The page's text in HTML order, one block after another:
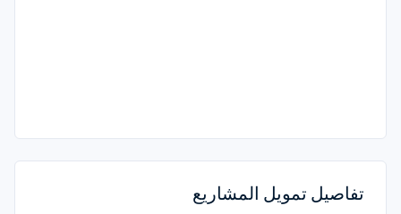
تفاصيل تمويل المشاريع